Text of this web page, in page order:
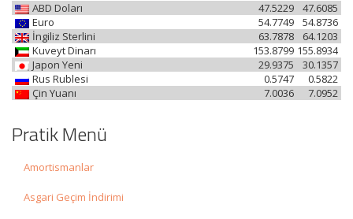
ABD Doları 47.6085
47.5229
Euro
54.8736
54.7749
İngiliz Sterlini
64.1203
63.7878
Kuveyt Dinarı
155.8934
153.8799
Japon Yeni
30.1357
29.9375
Rus Rublesi
0.5822
0.5747
Çin Yuanı
7.0952
7.0036
Pratik Menü
Amortismanlar
Asgari Geçim İndirimi